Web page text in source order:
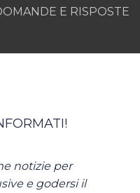
E RISPOSTE
notizie per
e godersi il